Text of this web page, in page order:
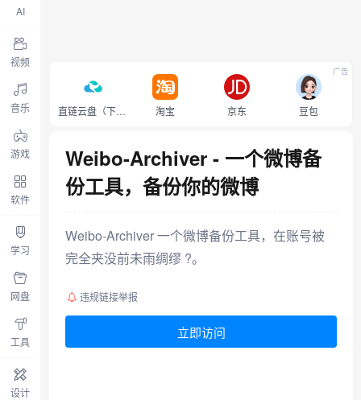
AI
视频
音乐
游戏
软件
学习
网盘
工具
设计
直链云盘（下载不限速） 淘宝 京东 豆包
广告
Weibo-Archiver - 一个微博备
份工具，备份你的微博
Weibo-Archiver 一个微博备份工具，在账号被
完全夹没前未雨绸缪 ?。
违规链接举报
立即访问